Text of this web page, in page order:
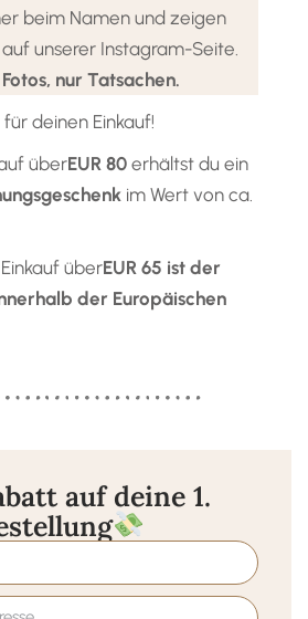
beim Namen und zeigen
unserer Instagram-Seite.
nur Tatsachen.
für deinen Einkauf!
überEUR 80 erhältst du ein
im Wert von ca.
überEUR 65 ist der
der Europäischen
auf deine 1.